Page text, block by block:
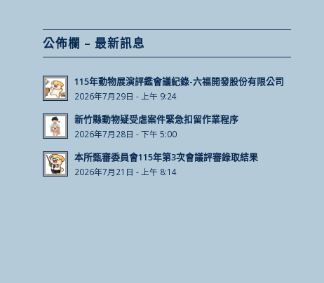
公佈欄 – 最新訊息
115年動物展演評鑑會議紀錄-六福開發股份有限公司
2026年7月29日 - 上午 9:24
新竹縣動物疑受虐案件緊急扣留作業程序
2026年7月28日 - 下午 5:00
本所甄審委員會115年第3次會議評審錄取結果
2026年7月21日 - 上午 8:14